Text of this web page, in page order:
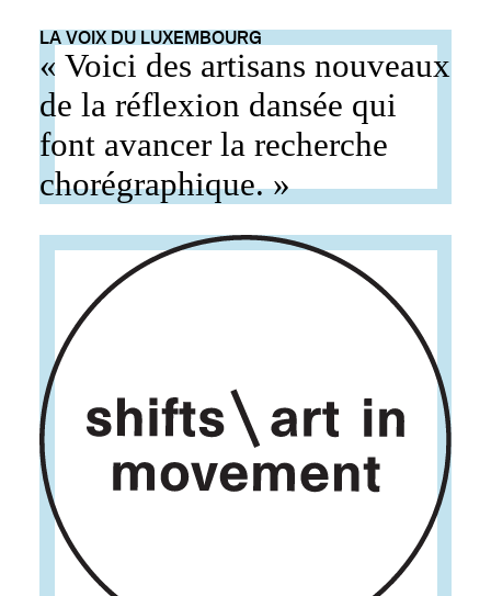
LA VOIX DU LUXEMBOURG
« Voici des artisans nouveaux
de la réflexion dansée qui
font avancer la recherche
chorégraphique. »